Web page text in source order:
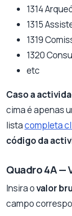
1314
1315
1319
1320
etc
Caso a
cima é apenas
listacompleta
código da
Quadro 4A —
Insira ovalor
campo